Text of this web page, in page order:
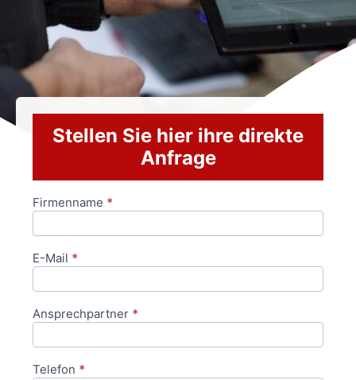
Stellen Sie hier ihre direkte
Anfrage
Anfrageformular
Firmenname *
E-Mail *
Ansprechpartner *
Telefon *